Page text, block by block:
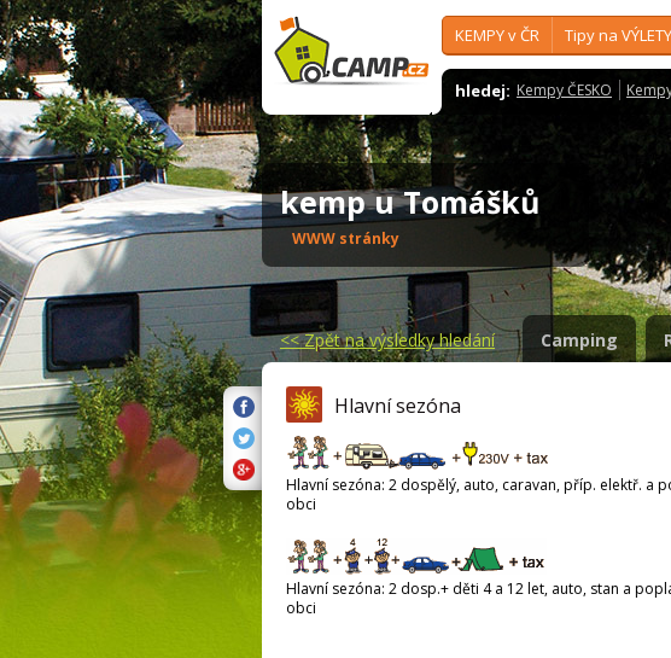
KEMPY v ČR Tipy na VÝLETY
hledej: Kempy ČESKO
kemp u Tomášků
WWW stránky
<<Zpět na výsledky hledání Camping
Hlavní sezóna
Hlavní sezóna: 2 dospělý, auto, caravan, příp. elektř. a
obci
Hlavní sezóna: 2 dosp.+ děti 4 a 12 let, auto, stan a
obci